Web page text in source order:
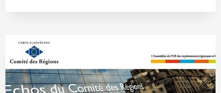
29 Mai 2013 - Réf: BW11922